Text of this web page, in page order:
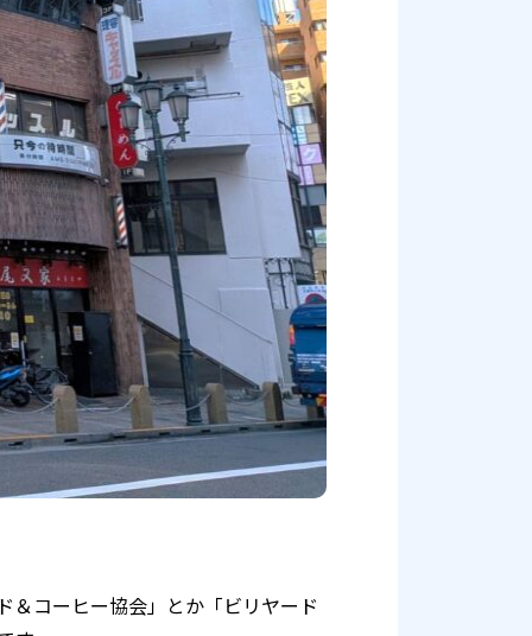
＆コーヒー協会」とか「ビリヤード